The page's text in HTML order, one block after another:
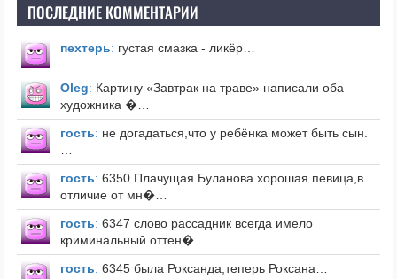
ПОСЛЕДНИЕ КОММЕНТАРИИ
пехтерь: густая смазка - ликёр…
Оleg: Картину «Завтрак на траве» написали оба
художника �…
гость: не догадаться,что у ребёнка может быть сын.
…
гость: 6350 Плачущая.Буланова хорошая певица,в
отличие от мн�…
гость: 6347 слово рассадник всегда имело
криминальный оттен�…
гость: 6345 была Роксанда,теперь Роксана…